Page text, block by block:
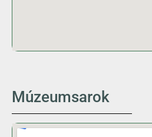
Múzeumsarok